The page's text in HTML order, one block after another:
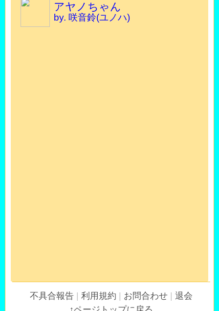
アヤノちゃん
by. 咲音鈴(ユノハ)
不具合報告 利用規約 お問合わせ
退会